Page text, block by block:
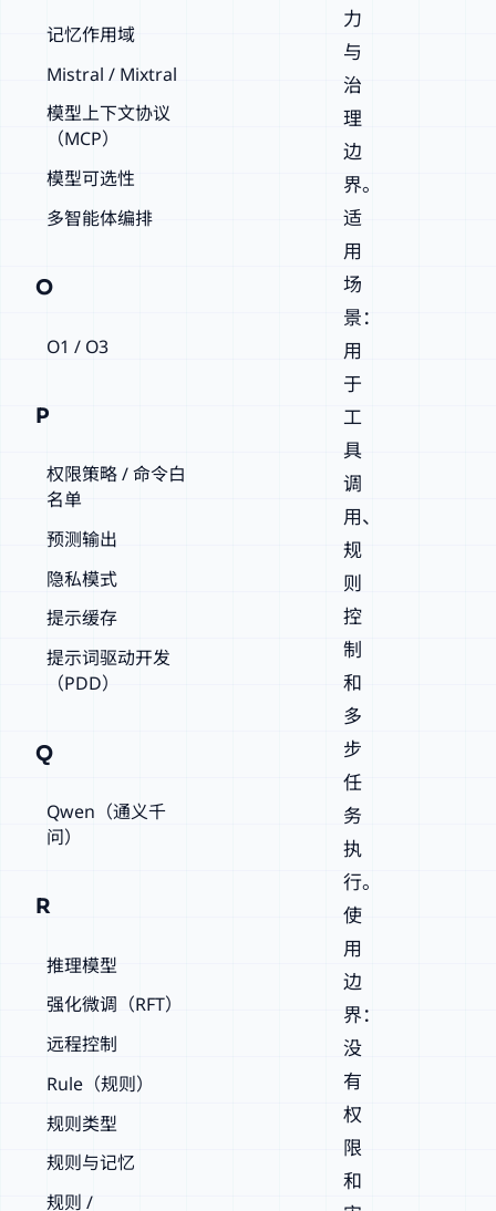
记忆作用域
Mistral / Mixtral
模型上下文协议
（MCP）
模型可选性
多智能体编排
O
O1 / O3
P
权限策略 / 命令白
名单
预测输出
隐私模式
提示缓存
提示词驱动开发
（PDD）
Q
Qwen（通义千
问）
R
推理模型
强化微调（RFT）
远程控制
Rule（规则）
规则类型
规则与记忆
规则 /
力
与
治
理
边
界。
适
用
场
景：
用
于
工
具
调
用、
规
则
控
制
和
多
步
任
务
执
行。
使
用
边
界：
没
有
权
限
和